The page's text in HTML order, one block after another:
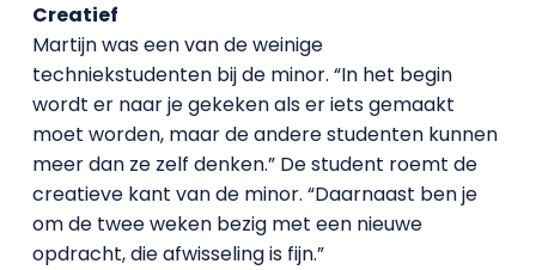
Creatief
Martijn was een van de weinige
techniekstudenten bij de minor. “In het begin
wordt er naar je gekeken als er iets gemaakt
moet worden, maar de andere studenten kunnen
meer dan ze zelf denken.” De student roemt de
creatieve kant van de minor. “Daarnaast ben je
om de twee weken bezig met een nieuwe
opdracht, die afwisseling is fijn.”